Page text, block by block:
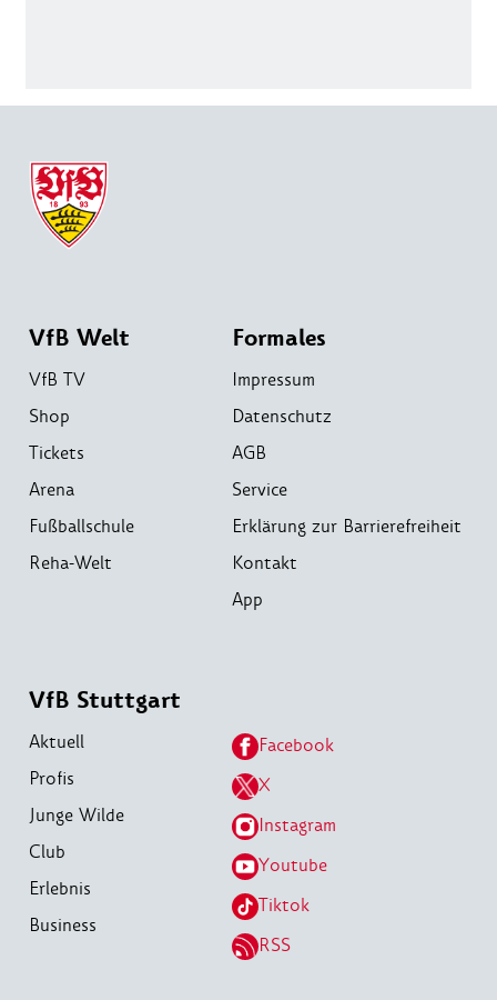
VfB Welt
VfB TV
Shop
Tickets
Arena
Fußballschule
Reha-Welt
Formales
Impressum
Datenschutz
AGB
Service
Erklärung zur Barrierefreiheit
Kontakt
App
VfB Stuttgart
Aktuell
Profis
Junge Wilde
Club
Erlebnis
Business
Facebook
X
Instagram
Youtube
Tiktok
RSS